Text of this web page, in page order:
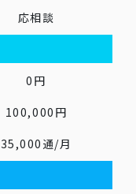
応相談
0円
100,000円
35,000通/月